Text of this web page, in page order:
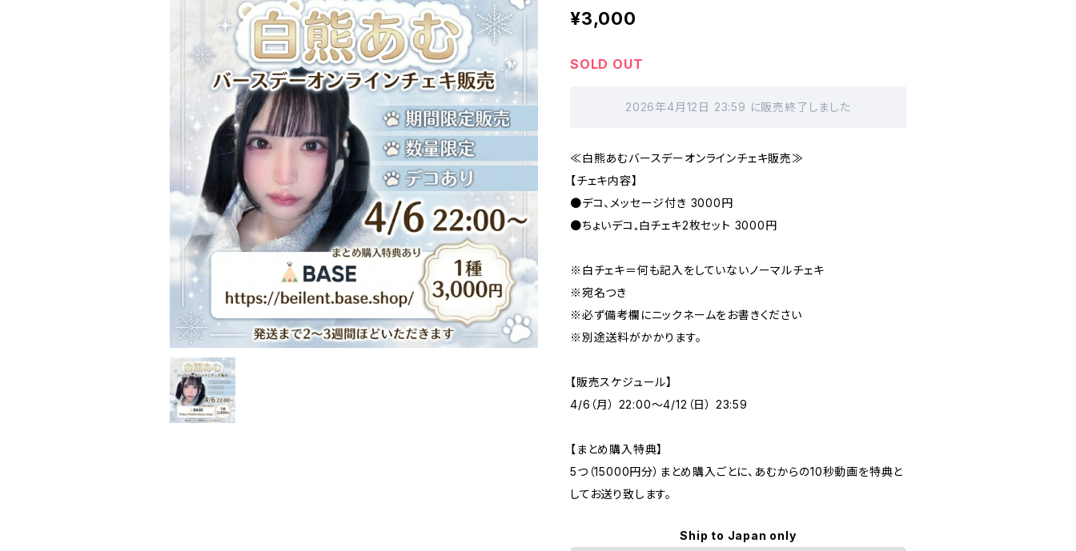
¥3,000
SOLD OUT
2026年4月12日 23:59 に販売終了しました
≪白熊あむバースデーオンラインチェキ販売≫
【チェキ内容】
●デコ、メッセージ付き 3000円
●ちょいデコ₊白チェキ2枚セット 3000円
※白チェキ＝何も記入をしていないノーマルチェキ
※宛名つき
※必ず備考欄にニックネームをお書きください
※別途送料がかかります。
【販売スケジュール】
4/6（月） 22:00〜4/12（日） 23:59
【まとめ購入特典】
5つ（15000円分）まとめ購入ごとに、あむからの10秒動画を特典と
してお送り致します。
Ship to Japan only